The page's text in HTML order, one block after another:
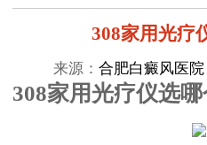
308家用光疗
来源： 合肥白癜风医院
308家用光疗仪选